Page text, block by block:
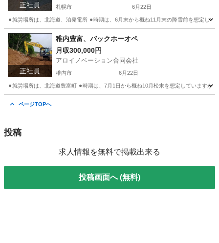
正社員 札幌市 6月22日
⚫︎就労場所は、北海道、泊発電所 ⚫︎時期は、6月末から概ね11月末の降雪前を想定し
北海道 札幌市 大工
正社員
稚内豊富、バックホーオペ
月収300,000円
アロイノベーション合同会社
稚内市 6月22日
⚫︎就労場所は、北海道豊富町 ⚫︎時期は、7月1日から概ね10月松末を想定しています
ページTOPへ
投稿
求人情報を無料で掲載出来る
投稿画面へ (無料)